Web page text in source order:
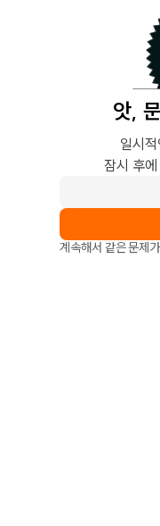
앗,
일시
잠시 후
계속해서 같은 문제